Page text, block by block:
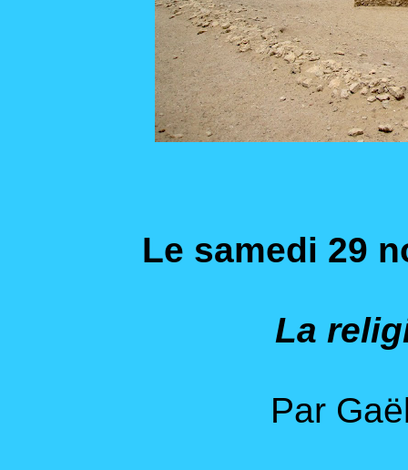
Le samedi 29
La
Par